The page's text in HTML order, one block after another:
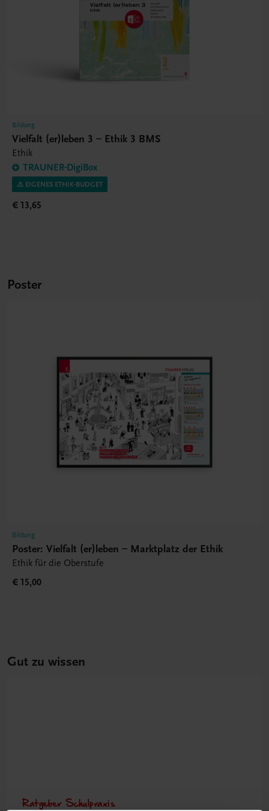
Bildung
Vielfalt (er)leben 3 – Ethik 3 BMS
Ethik
TRAUNER-DigiBox
⚠️ EIGENES ETHIK-BUDGET
€ 13,65
Poster
Bildung
Poster: Vielfalt (er)leben – Marktplatz der Ethik
Ethik für die Oberstufe
€ 15,00
Gut zu wissen
Ratgeber Schulpraxis